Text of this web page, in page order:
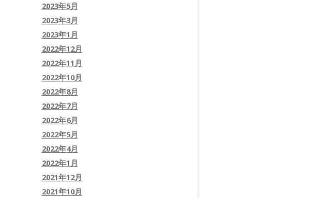
2023年5月
2023年3月
2023年1月
2022年12月
2022年11月
2022年10月
2022年8月
2022年7月
2022年6月
2022年5月
2022年4月
2022年1月
2021年12月
2021年10月